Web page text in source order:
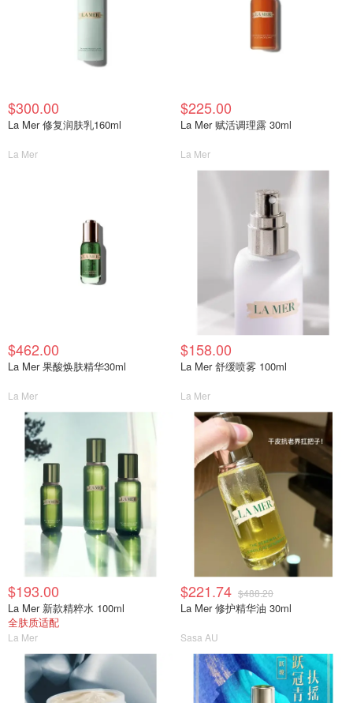
$300.00
La Mer 修复润肤乳160ml
La Mer
$225.00
La Mer 赋活调理露 30ml
La Mer
$462.00
La Mer 果酸焕肤精华30ml
La Mer
$158.00
La Mer 舒缓喷雾 100ml
La Mer
$193.00
La Mer 新款精粹水 100ml
全肤质适配
La Mer
$221.74 $488.20
La Mer 修护精华油 30ml
Sasa AU